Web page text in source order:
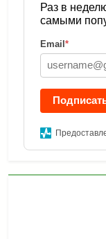
Раз в
самыми
Email*